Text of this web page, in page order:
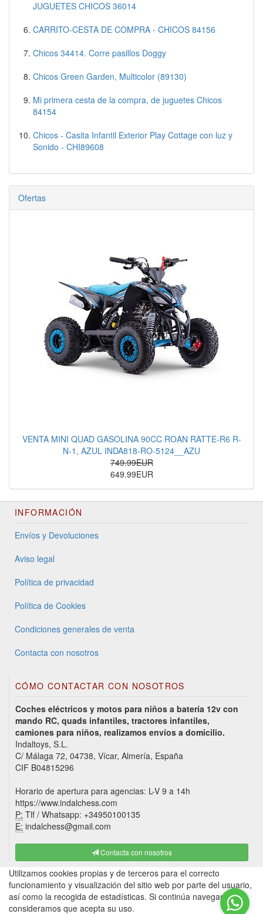
JUGUETES CHICOS 36014
CARRITO-CESTA DE COMPRA - CHICOS 84156
Chicos 34414. Corre pasillos Doggy
Chicos Green Garden, Multicolor (89130)
Mi primera cesta de la compra, de juguetes Chicos
84154
Chicos - Casita Infantil Exterior Play Cottage con luz y
Sonido - CHI89608
Ofertas
VENTA MINI QUAD GASOLINA 90CC ROAN RATTE-R6 R-
N-1, AZUL INDA818-RO-5124__AZU
749.99EUR
649.99EUR
INFORMACIÓN
Envíos y Devoluciones
Aviso legal
Política de privacidad
Política de Cookies
Condiciones generales de venta
Contacta con nosotros
CÓMO CONTACTAR CON NOSOTROS
Coches eléctricos y motos para niños a batería 12v con
mando RC, quads infantiles, tractores infantiles,
camiones para niños, realizamos envíos a domicilio.
Indaltoys, S.L.
C/ Málaga 72, 04738, Vícar, Almería, España
CIF B04815296
Horario de apertura para agencias: L-V 9 a 14h
https://www.indalchess.com
P: Tlf / Whatsapp: +34950100135
E: indalchess@gmail.com
Contacta con nosotros
Utilizamos cookies propias y de terceros para el correcto
funcionamiento y visualización del sitio web por parte del usuario,
así como la recogida de estadísticas. Si continúa navegando,
consideramos que acepta su uso.